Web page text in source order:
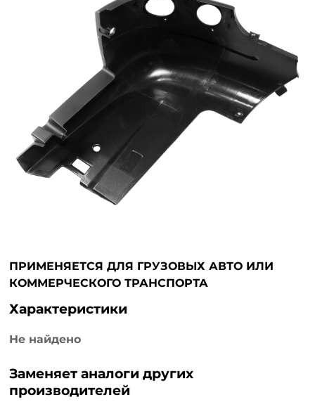
ПРИМЕНЯЕТСЯ ДЛЯ ГРУЗОВЫХ АВТО ИЛИ
КОММЕРЧЕСКОГО ТРАНСПОРТА
Характеристики
Не найдено
Заменяет аналоги других
производителей